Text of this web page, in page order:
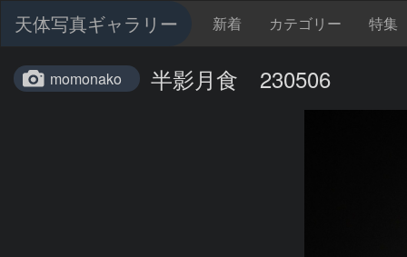
天体写真ギャラリー 新着 カテゴリー 特集
momonako 半影月食 230506